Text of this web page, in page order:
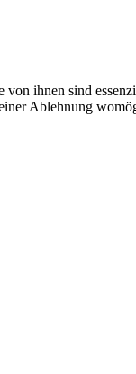
ihnen sind
Ablehnung